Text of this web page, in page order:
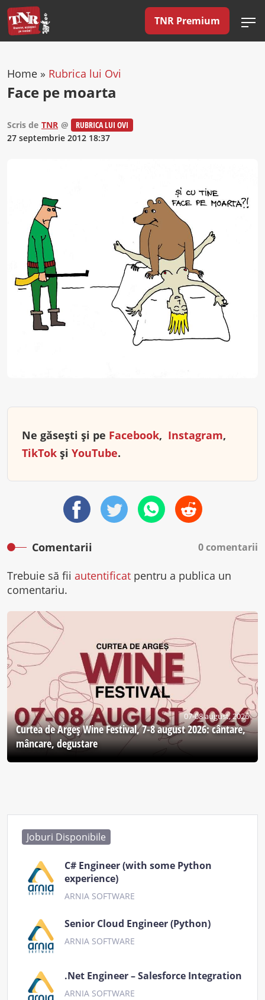
TNR Premium
Home » Rubrica lui Ovi
Face pe moarta
Scris de TNR @
RUBRICA LUI OVI
27 septembrie 2012 18:37
Ne găsești și pe Facebook, Instagram,
TikTok și YouTube.
Comentarii 0 comentarii
Trebuie să fii autentificat pentru a publica un
comentariu.
07-08 august, 2026
Curtea de Argeş Wine Festival, 7-8 august 2026: cântare,
mâncare, degustare
Joburi Disponibile
C# Engineer (with some Python
experience)
ARNIA SOFTWARE
Senior Cloud Engineer (Python)
ARNIA SOFTWARE
.Net Engineer – Salesforce Integration
ARNIA SOFTWARE